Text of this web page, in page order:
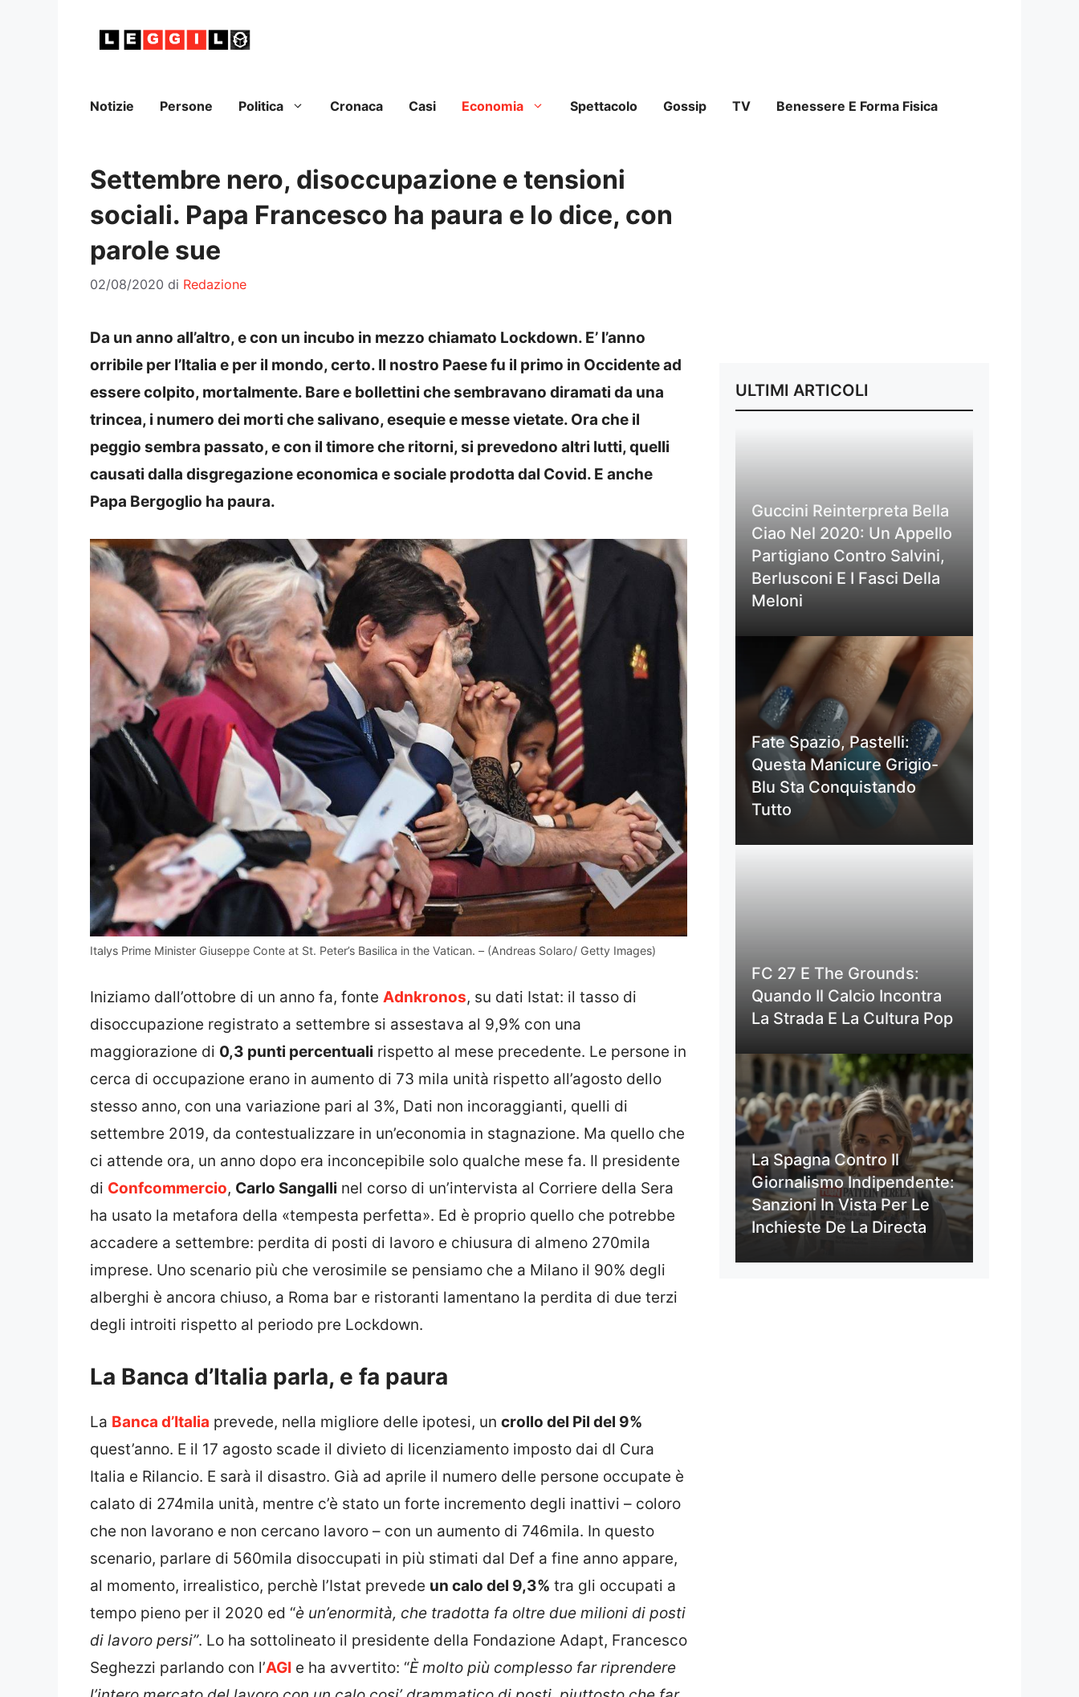
Notizie Persone Politica Cronaca Casi Economia Spettacolo Gossip TV Benessere E Forma Fisica
Settembre nero, disoccupazione e tensioni
sociali. Papa Francesco ha paura e lo dice, con
parole sue
02/08/2020 di Redazione
Da un anno all’altro, e con un incubo in mezzo chiamato Lockdown. E’ l’anno
orribile per l’Italia e per il mondo, certo. Il nostro Paese fu il primo in Occidente ad
essere colpito, mortalmente. Bare e bollettini che sembravano diramati da una
trincea, i numero dei morti che salivano, esequie e messe vietate. Ora che il
peggio sembra passato, e con il timore che ritorni, si prevedono altri lutti, quelli
causati dalla disgregazione economica e sociale prodotta dal Covid. E anche
Papa Bergoglio ha paura.
Italys Prime Minister Giuseppe Conte at St. Peter’s Basilica in the Vatican. – (Andreas Solaro/ Getty Images)
Iniziamo dall’ottobre di un anno fa, fonte Adnkronos, su dati Istat: il tasso di
disoccupazione registrato a settembre si assestava al 9,9% con una
maggiorazione di 0,3 punti percentuali rispetto al mese precedente. Le persone in
cerca di occupazione erano in aumento di 73 mila unità rispetto all’agosto dello
stesso anno, con una variazione pari al 3%, Dati non incoraggianti, quelli di
settembre 2019, da contestualizzare in un’economia in stagnazione. Ma quello che
ci attende ora, un anno dopo era inconcepibile solo qualche mese fa. Il presidente
di Confcommercio, Carlo Sangalli nel corso di un’intervista al Corriere della Sera
ha usato la metafora della «tempesta perfetta». Ed è proprio quello che potrebbe
accadere a settembre: perdita di posti di lavoro e chiusura di almeno 270mila
imprese. Uno scenario più che verosimile se pensiamo che a Milano il 90% degli
alberghi è ancora chiuso, a Roma bar e ristoranti lamentano la perdita di due terzi
degli introiti rispetto al periodo pre Lockdown.
La Banca d’Italia parla, e fa paura
La Banca d’Italia prevede, nella migliore delle ipotesi, un crollo del Pil del 9%
quest’anno. E il 17 agosto scade il divieto di licenziamento imposto dai dl Cura
Italia e Rilancio. E sarà il disastro. Già ad aprile il numero delle persone occupate è
calato di 274mila unità, mentre c’è stato un forte incremento degli inattivi – coloro
che non lavorano e non cercano lavoro – con un aumento di 746mila. In questo
scenario, parlare di 560mila disoccupati in più stimati dal Def a fine anno appare,
al momento, irrealistico, perchè l’Istat prevede un calo del 9,3% tra gli occupati a
tempo pieno per il 2020 ed “è un’enormità, che tradotta fa oltre due milioni di posti
di lavoro persi”. Lo ha sottolineato il presidente della Fondazione Adapt, Francesco
Seghezzi parlando con l’AGI e ha avvertito: “È molto più complesso far riprendere
ULTIMI ARTICOLI
Guccini Reinterpreta Bella
Ciao Nel 2020: Un Appello
Partigiano Contro Salvini,
Berlusconi E I Fasci Della
Meloni
Fate Spazio, Pastelli:
Questa Manicure Grigio-
Blu Sta Conquistando
Tutto
FC 27 E The Grounds:
Quando Il Calcio Incontra
La Strada E La Cultura Pop
La Spagna Contro Il
Giornalismo Indipendente:
Sanzioni In Vista Per Le
Inchieste De La Directa